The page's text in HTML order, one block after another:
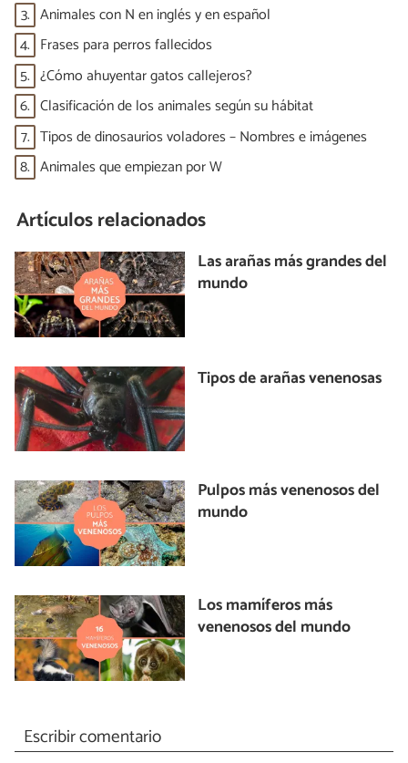
3. Animales con N en inglés y en español
4. Frases para perros fallecidos
5. ¿Cómo ahuyentar gatos callejeros?
6. Clasificación de los animales según su hábitat
7. Tipos de dinosaurios voladores – Nombres e imágenes
8. Animales que empiezan por W
Artículos relacionados
Las arañas más grandes del
mundo
Tipos de arañas venenosas
Pulpos más venenosos del
mundo
Los mamíferos más
venenosos del mundo
Escribir comentario